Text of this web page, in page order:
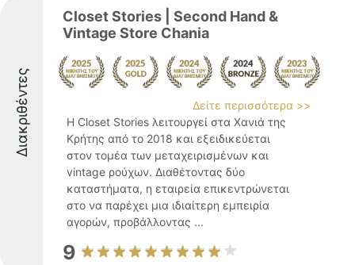
Διακριθέντες
Closet Stories | Second Hand &
Vintage Store Chania
Δείτε περισσότερα >>
Η Closet Stories λειτουργεί στα Χανιά της
Κρήτης από το 2018 και εξειδικεύεται
στον τομέα των μεταχειρισμένων και
vintage ρούχων. Διαθέτοντας δύο
καταστήματα, η εταιρεία επικεντρώνεται
στο να παρέχει μια ιδιαίτερη εμπειρία
αγορών, προβάλλοντας ...
9